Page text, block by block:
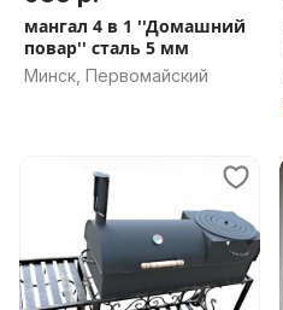
мангал 4 в 1 ''Домашний
повар'' сталь 5 мм
Минск, Первомайский